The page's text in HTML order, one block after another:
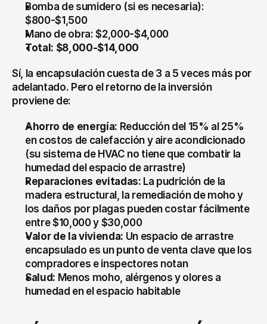
Bomba de sumidero (si es necesaria):
$800-$1,500
Mano de obra: $2,000-$4,000
Total: $8,000-$14,000
Sí, la encapsulación cuesta de 3 a 5 veces más por
adelantado. Pero el retorno de la inversión
proviene de:
Ahorro de energía: Reducción del 15% al 25%
en costos de calefacción y aire acondicionado
(su sistema de HVAC no tiene que combatir la
humedad del espacio de arrastre)
Reparaciones evitadas: La pudrición de la
madera estructural, la remediación de moho y
los daños por plagas pueden costar fácilmente
entre $10,000 y $30,000
Valor de la vivienda: Un espacio de arrastre
encapsulado es un punto de venta clave que los
compradores e inspectores notan
Salud: Menos moho, alérgenos y olores a
humedad en el espacio habitable